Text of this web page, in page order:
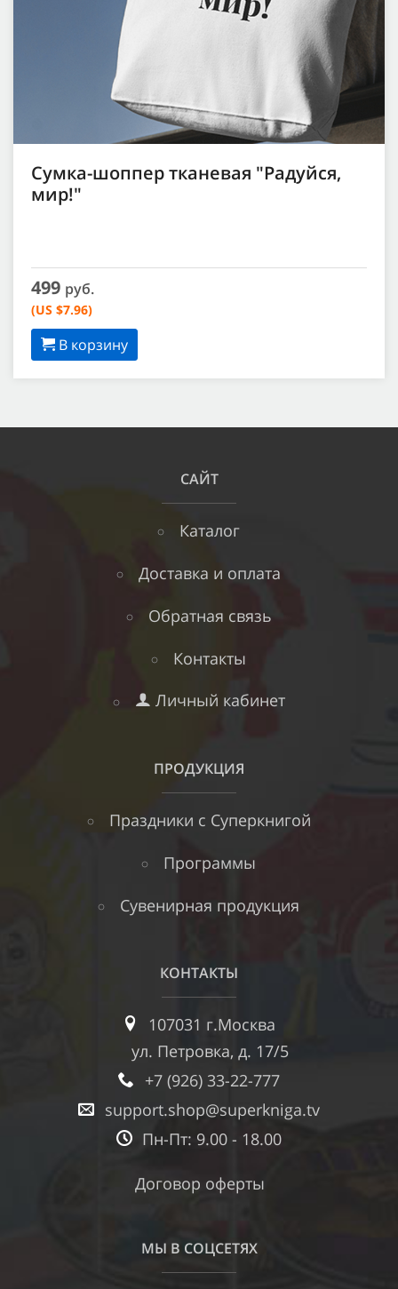
Сумка-шоппер тканевая "Радуйся,
мир!"
499 руб.
(US $7.96)
В корзину
САЙТ
Каталог
Доставка и оплата
Обратная связь
Контакты
Личный кабинет
ПРОДУКЦИЯ
Праздники с Суперкнигой
Программы
Сувенирная продукция
КОНТАКТЫ
107031 г.Москва
ул. Петровка, д. 17/5
+7 (926) 33-22-777
support.shop@superkniga.tv
Пн-Пт: 9.00 - 18.00
Договор оферты
МЫ В СОЦСЕТЯХ